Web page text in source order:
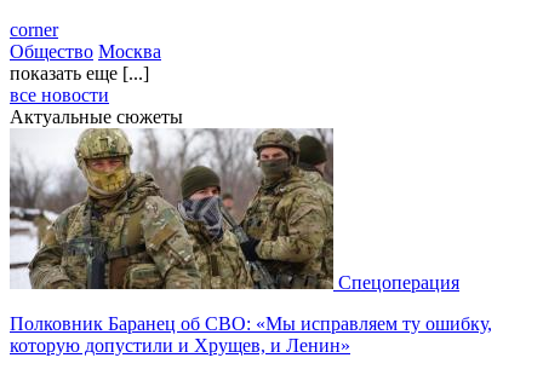
corner
Общество Москва
показать еще [...]
все новости
Актуальные сюжеты
Спецоперация
Полковник Баранец об СВО: «Мы исправляем ту ошибку,
которую допустили и Хрущев, и Ленин»